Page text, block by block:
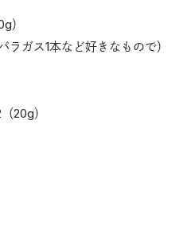
）
ガス1本など好きなもので）
20g）